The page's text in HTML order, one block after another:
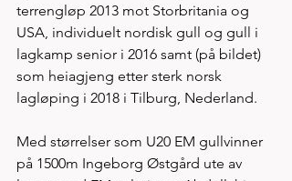
terrengløp 2013 mot Storbritania og
USA, individuelt nordisk gull og gull i
lagkamp senior i 2016 samt (på bildet)
som heiagjeng etter sterk norsk
lagløping i 2018 i Tilburg, Nederland.
Med størrelser som U20 EM gullvinner
på 1500m Ingeborg Østgård ute av